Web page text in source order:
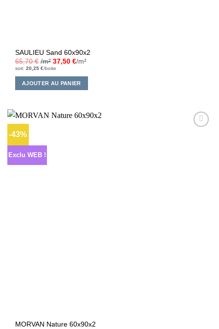
SAULIEU Sand 60x90x2
65,70€ /m² 37,50€/m²
soit:20,25€/boite
AJOUTER AU PANIER
-43%
Exclu WEB !
MORVAN Nature 60x90x2